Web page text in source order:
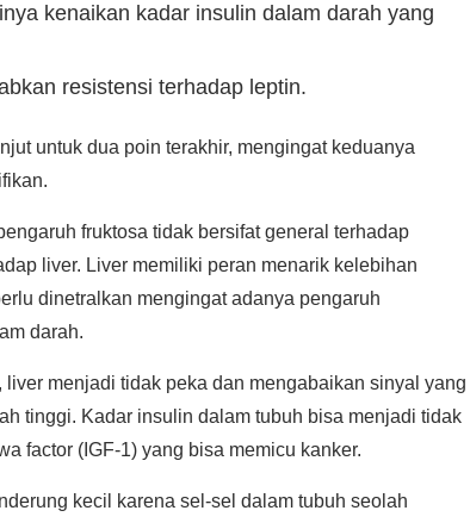
kenaikan kadar insulin dalam darah yang
resistensi terhadap leptin.
untuk dua poin terakhir, mengingat keduanya
fruktosa tidak bersifat general terhadap
liver. Liver memiliki peran menarik kelebihan
dinetralkan mengingat adanya pengaruh
darah.
menjadi tidak peka dan mengabaikan sinyal yang
tinggi. Kadar insulin dalam tubuh bisa menjadi tidak
factor (IGF-1) yang bisa memicu kanker.
kecil karena sel-sel dalam tubuh seolah